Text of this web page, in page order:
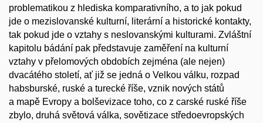
problematikou z hlediska komparativního, a to jak pokud
jde o mezislovanské kulturní, literární a historické kontakty,
tak pokud jde o vztahy s neslovanskými kulturami. Zvláštní
kapitolu bádání pak představuje zaměření na kulturní
vztahy v přelomových obdobích zejména (ale nejen)
dvacátého století, ať již se jedná o Velkou válku, rozpad
habsburské, ruské a turecké říše, vznik nových států
a mapě Evropy a bolševizace toho, co z carské ruské říše
zbylo, druhá světová válka, sovětizace středoevropských